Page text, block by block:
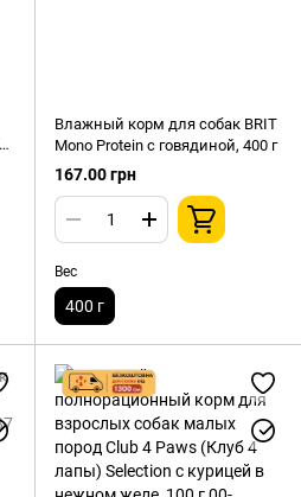
Влажный корм для собак BRIT
Mono Protein с говядиной, 400 г
167.00 грн
Вес
400 г